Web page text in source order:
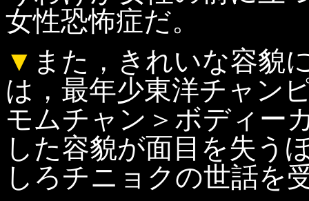
女性恐怖症だ。
▼ また，きれいな容貌
は，最年少東洋チャン
モムチャン＞ボディー
した容貌が面目を失う
しろチニョクの世話を